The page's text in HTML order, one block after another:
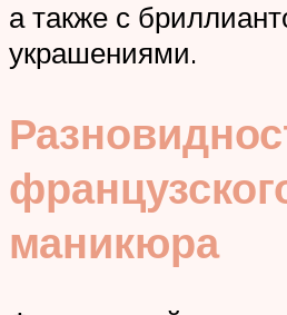
а также с
украшениями.
маникюра